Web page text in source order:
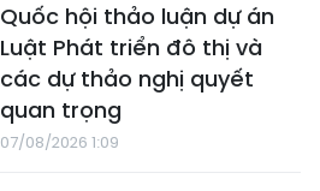
Quốc hội thảo luận dự án
Luật Phát triển đô thị và
các dự thảo nghị quyết
quan trọng
07/08/2026 1:09